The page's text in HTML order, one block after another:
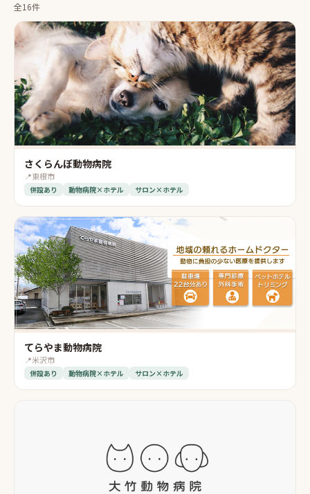
全16件
さくらんぼ動物病院
📍東根市
併設あり 動物病院×ホテル サロン×ホテル
てらやま動物病院
📍米沢市
併設あり 動物病院×ホテル サロン×ホテル